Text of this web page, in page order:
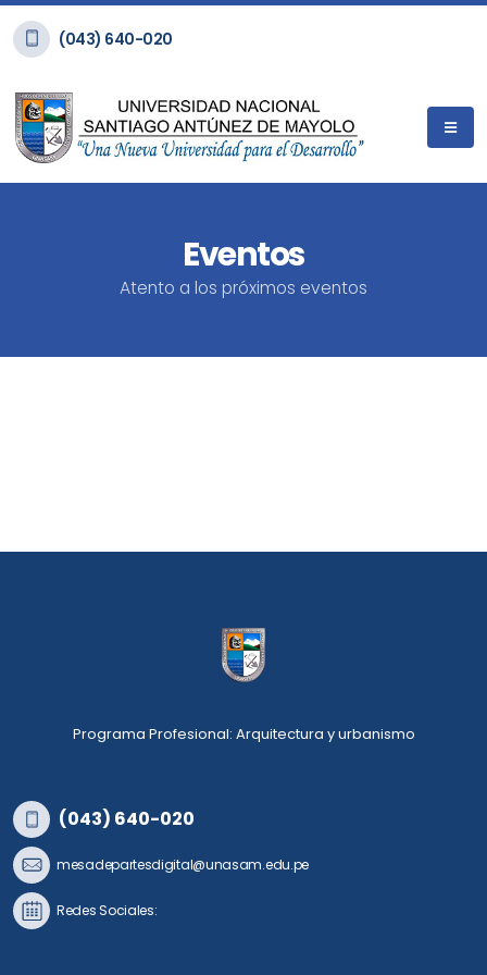
(043) 640-020
Eventos
Atento a los próximos eventos
Programa Profesional: Arquitectura y urbanismo
(043) 640-020
mesadepartesdigital@unasam.edu.pe
Redes Sociales: